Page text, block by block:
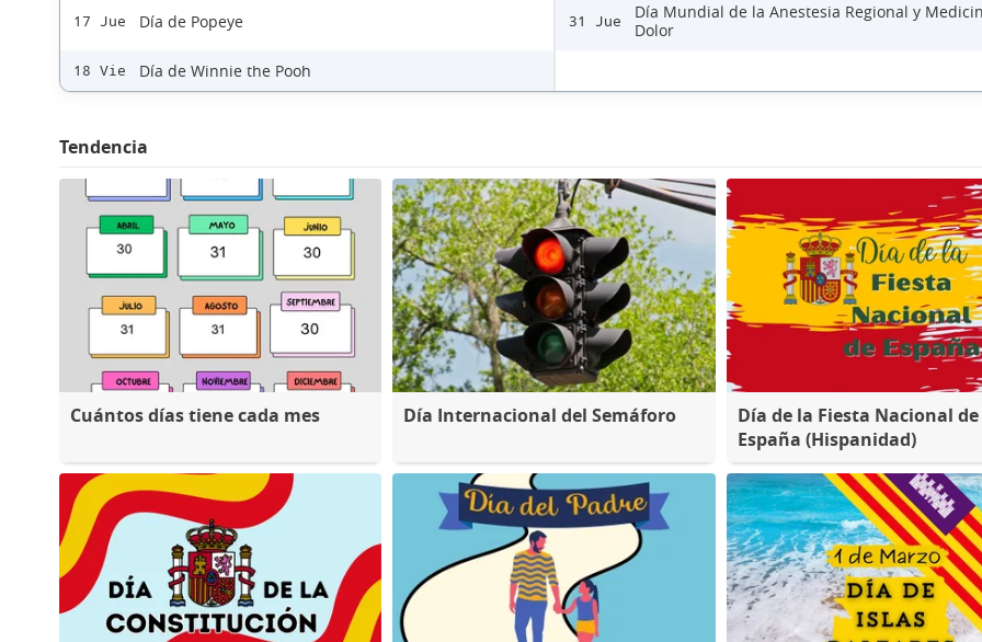
17 Jue Día de Popeye
18 Vie Día de Winnie the Pooh
31 Jue
Día Mundial de la Anestesia Regional y
Dolor
Tendencia
Cuántos días tiene cada mes Día Internacional del Semáforo
Día de la Fiesta Nacional de
España (Hispanidad)